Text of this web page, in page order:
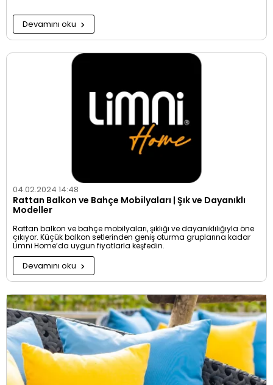
Devamını oku
04.02.2024 14:48
Rattan Balkon ve Bahçe Mobilyaları | Şık ve Dayanıklı
Modeller
Rattan balkon ve bahçe mobilyaları, şıklığı ve dayanıklılığıyla öne
çıkıyor. Küçük balkon setlerinden geniş oturma gruplarına kadar
Limni Home’da uygun fiyatlarla keşfedin.
Devamını oku